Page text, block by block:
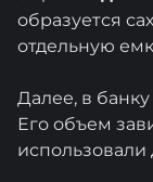
образуется
отдельную
Далее, в
Его объем
использовали